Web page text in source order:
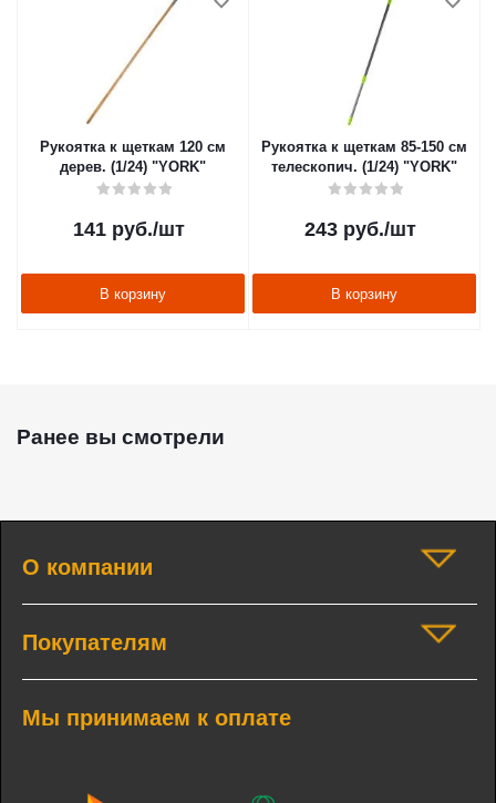
Рукоятка к щеткам 120 см
дерев. (1/24) "YORK"
141 руб./шт
В корзину
Рукоятка к щеткам 85-150 см
телескопич. (1/24) "YORK"
243 руб./шт
В корзину
Ранее вы смотрели
О компании
Покупателям
Мы принимаем к оплате